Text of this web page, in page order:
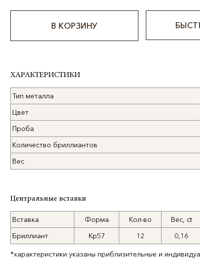
В КОРЗИНУ
ХАРАКТЕРИСТИКИ
Тип металла
Цвет
Проба
Количество бриллиантов
Вес
Центральные вставки
Вставка Форма Кол-во Вес, ct
Бриллиант
Кр57 12 0,16
*характеристики указаны приблизительные и